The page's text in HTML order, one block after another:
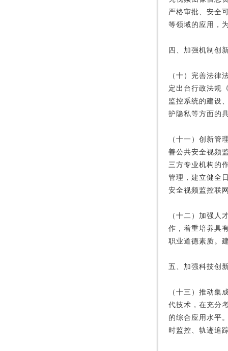
严格审批、安全
等领域的应用，
四、加强机制创
（十）完善法律
定出台行政法规
监控系统的建设
护隐私等方面的
（十一）创新管
善公共安全视频
三方专业机构的
管理，建立健全
安全视频监控联
（十二）加强人
作，着重培养具
职业道德素质。
五、加强科技创
（十三）推动集
代技术，在充分
的综合应用水平
时监控、轨迹追